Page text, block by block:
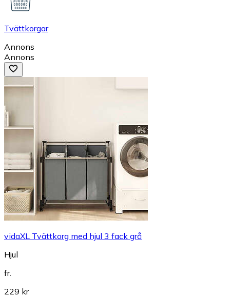
Tvättkorgar
Annons
Annons
vidaXL Tvättkorg med hjul 3 fack grå
Hjul
fr.
229 kr